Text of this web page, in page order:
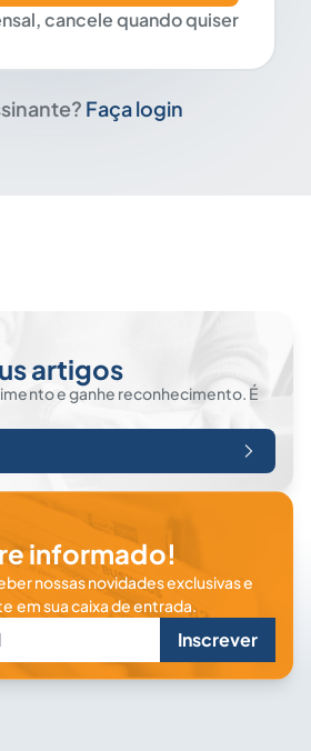
cancele quando quiser
Faça login
artigos
e ganhe reconhecimento. É
informado!
nossas novidades exclusivas e
em sua caixa de entrada.
Inscrever